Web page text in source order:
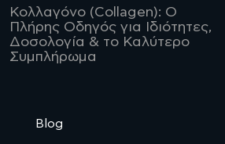
Κολλαγόνο (Collagen): Ο
Πλήρης Οδηγός για Ιδιότητες,
Δοσολογία & το Καλύτερο
Συμπλήρωμα
Blog